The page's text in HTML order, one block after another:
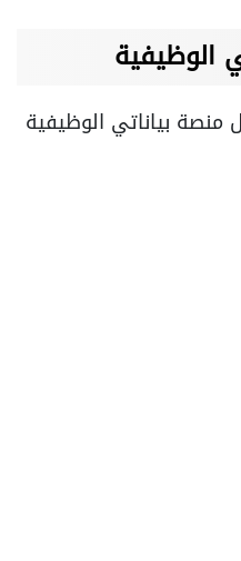
الوظيفية
منصة بياناتي الوظيفية